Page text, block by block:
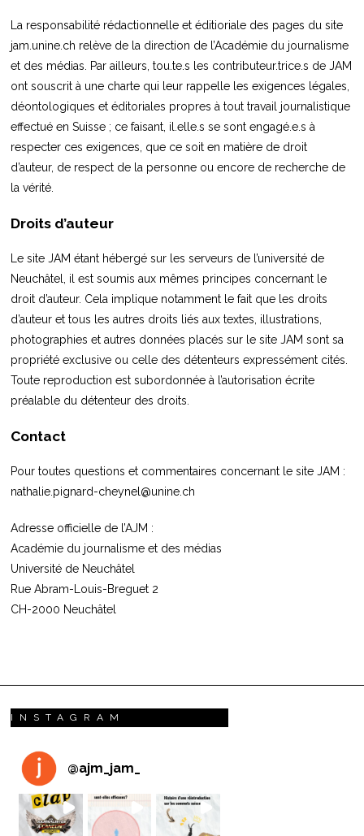
La responsabilité rédactionnelle et éditioriale des pages du site
jam.unine.ch relève de la direction de l’Académie du journalisme
et des médias. Par ailleurs, tou.te.s les contributeur.trice.s de JAM
ont souscrit à une charte qui leur rappelle les exigences légales,
déontologiques et éditoriales propres à tout travail journalistique
effectué en Suisse ; ce faisant, il.elle.s se sont engagé.e.s à
respecter ces exigences, que ce soit en matière de droit
d’auteur, de respect de la personne ou encore de recherche de
la vérité.
Droits d’auteur
Le site JAM étant hébergé sur les serveurs de l’université de
Neuchâtel, il est soumis aux mêmes principes concernant le
droit d’auteur. Cela implique notamment le fait que les droits
d’auteur et tous les autres droits liés aux textes, illustrations,
photographies et autres données placés sur le site JAM sont sa
propriété exclusive ou celle des détenteurs expressément cités.
Toute reproduction est subordonnée à l’autorisation écrite
préalable du détenteur des droits.
Contact
Pour toutes questions et commentaires concernant le site JAM :
nathalie.pignard-cheynel@unine.ch
Adresse officielle de l’AJM :
Académie du journalisme et des médias
Université de Neuchâtel
Rue Abram-Louis-Breguet 2
CH-2000 Neuchâtel
INSTAGRAM
@ajm_jam_